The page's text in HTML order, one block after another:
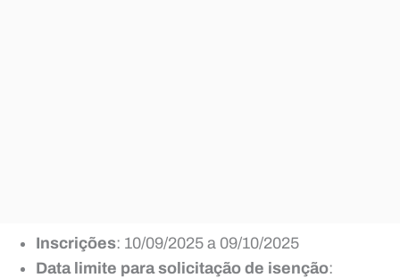
Inscrições: 10/09/2025 a 09/10/2025
Data limite para solicitação de isenção: